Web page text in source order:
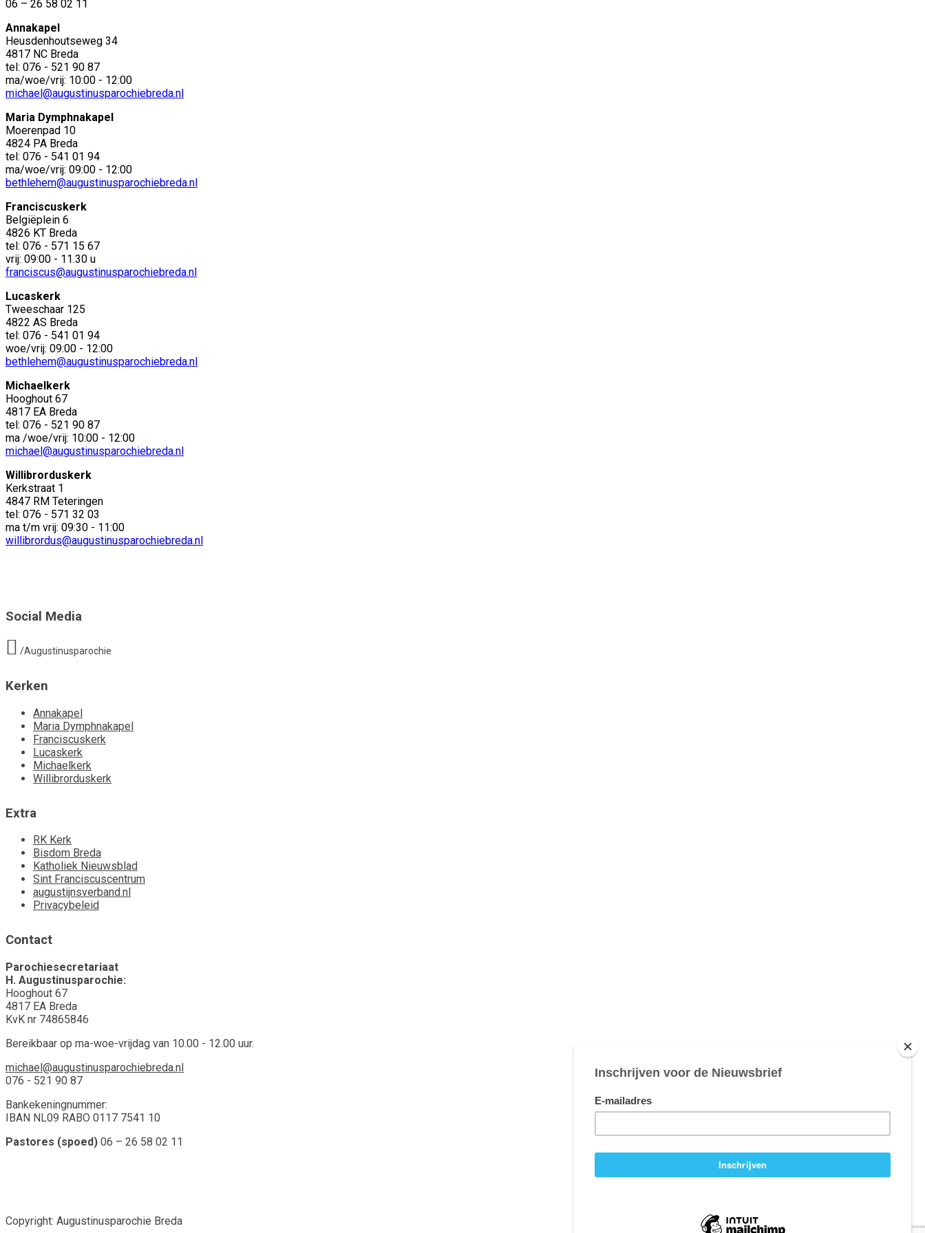
06 – 26 58 02 11
Annakapel
Heusdenhoutseweg 34
4817 NC Breda
tel: 076 - 521 90 87
ma/woe/vrij: 10:00 - 12:00
michael@augustinusparochiebreda.nl
Maria Dymphnakapel
Moerenpad 10
4824 PA Breda
tel: 076 - 541 01 94
ma/woe/vrij: 09:00 - 12:00
bethlehem@augustinusparochiebreda.nl
Franciscuskerk
Belgiëplein 6
4826 KT Breda
tel: 076 - 571 15 67
vrij: 09:00 - 11.30 u
franciscus@augustinusparochiebreda.nl
Lucaskerk
Tweeschaar 125
4822 AS Breda
tel: 076 - 541 01 94
woe/vrij: 09:00 - 12:00
bethlehem@augustinusparochiebreda.nl
Michaelkerk
Hooghout 67
4817 EA Breda
tel: 076 - 521 90 87
ma /woe/vrij: 10:00 - 12:00
michael@augustinusparochiebreda.nl
Willibrorduskerk
Kerkstraat 1
4847 RM Teteringen
tel: 076 - 571 32 03
ma t/m vrij: 09:30 - 11:00
willibrordus@augustinusparochiebreda.nl
Social Media
/Augustinusparochie
Kerken
Annakapel
Maria Dymphnakapel
Franciscuskerk
Lucaskerk
Michaelkerk
Willibrorduskerk
Extra
RK Kerk
Bisdom Breda
Katholiek Nieuwsblad
Sint Franciscuscentrum
augustijnsverband.nl
Privacybeleid
Contact
Parochiesecretariaat
H. Augustinusparochie:
Hooghout 67
4817 EA Breda
KvK nr 74865846
Bereikbaar op ma-woe-vrijdag van 10.00 - 12.00 uur.
michael@augustinusparochiebreda.nl
076 - 521 90 87
Bankekeningnummer:
IBAN NL09 RABO 0117 7541 10
Pastores (spoed) 06 – 26 58 02 11
Copyright: Augustinusparochie Breda